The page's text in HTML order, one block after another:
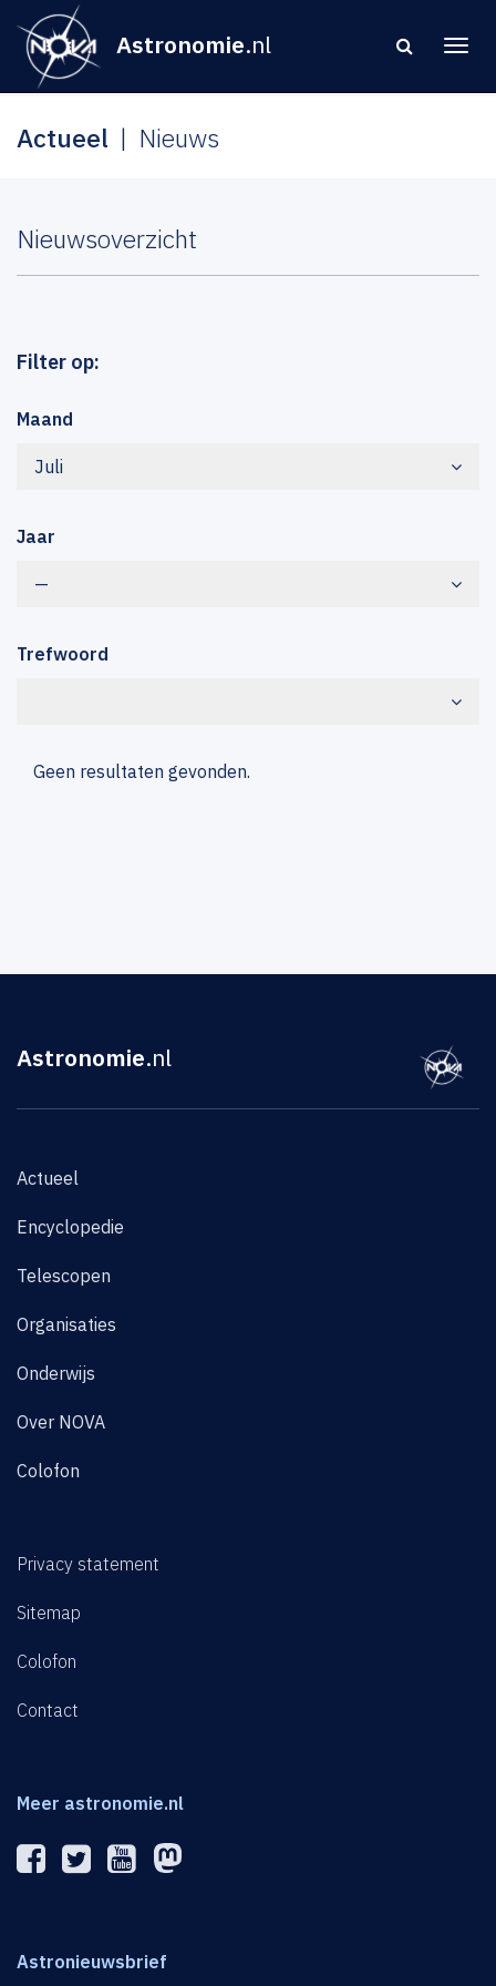
Astronomie.nl
Actueel Nieuws
Nieuwsoverzicht
Filter op:
Maand
Juli
Jaar
—
Trefwoord
Geen resultaten gevonden.
Astronomie.nl
Actueel
Encyclopedie
Telescopen
Organisaties
Onderwijs
Over NOVA
Colofon
Privacy statement
Sitemap
Colofon
Contact
Meer astronomie.nl
Astronieuwsbrief